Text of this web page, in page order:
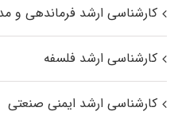
کارشناسی ارشد فرماندهی و
کارشناسی ارشد فلسفه
کارشناسی ارشد ایمنی صنعتی